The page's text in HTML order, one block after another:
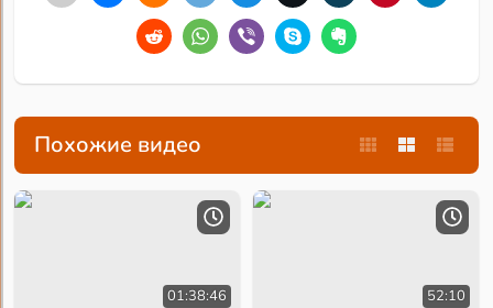
Похожие видео
01:38:46 52:10